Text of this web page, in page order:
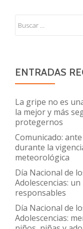
ENTRADAS
La gripe no es
la mejor y más
protegernos
Comunicado:
durante la
meteorológica
Día Nacional de
Adolescencias:
responsables
Día Nacional de
Adolescencias: